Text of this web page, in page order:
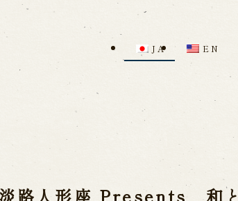
アクセス
わせ
JA EN
淡路人形座 Presents 和と